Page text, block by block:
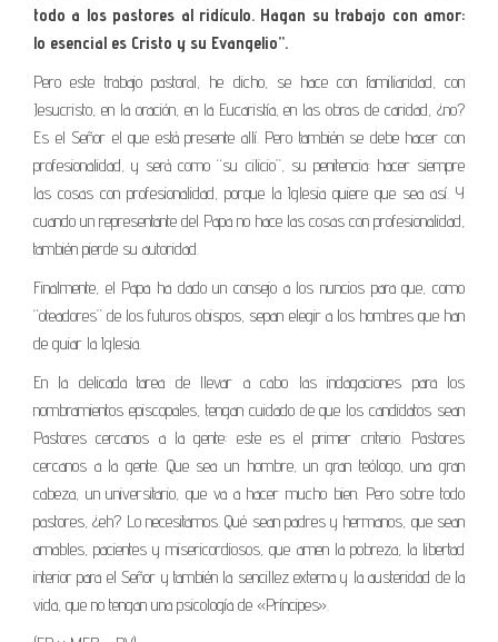
todo a los pastores al ridículo. Hagan su trabajo con amor:
lo esencial es Cristo y su Evangelio”.
Pero este trabajo pastoral, he dicho, se hace con familiaridad, con
Jesucristo, en la oración, en la Eucaristía, en las obras de caridad, ¿no?
Es el Señor el que está presente allí. Pero también se debe hacer con
profesionalidad, y será como “su cilicio”, su penitencia: hacer siempre
las cosas con profesionalidad, porque la Iglesia quiere que sea así. Y
cuando un representante del Papa no hace las cosas con profesionalidad,
también pierde su autoridad.
Finalmente, el Papa ha dado un consejo a los nuncios para que, como
“oteadores” de los futuros obispos, sepan elegir a los hombres que han
de guiar la Iglesia.
En la delicada tarea de llevar a cabo las indagaciones para los
nombramientos episcopales, tengan cuidado de que los candidatos sean
Pastores cercanos a la gente: este es el primer criterio. Pastores
cercanos a la gente. Que sea un hombre, un gran teólogo, una gran
cabeza, un universitario, que va a hacer mucho bien. Pero sobre todo
pastores, ¿eh? Lo necesitamos. Qué sean padres y hermanos, que sean
amables, pacientes y misericordiosos, que amen la pobreza, la libertad
interior para el Señor y también la sencillez externa y la austeridad de la
vida, que no tengan una psicología de «Príncipes».